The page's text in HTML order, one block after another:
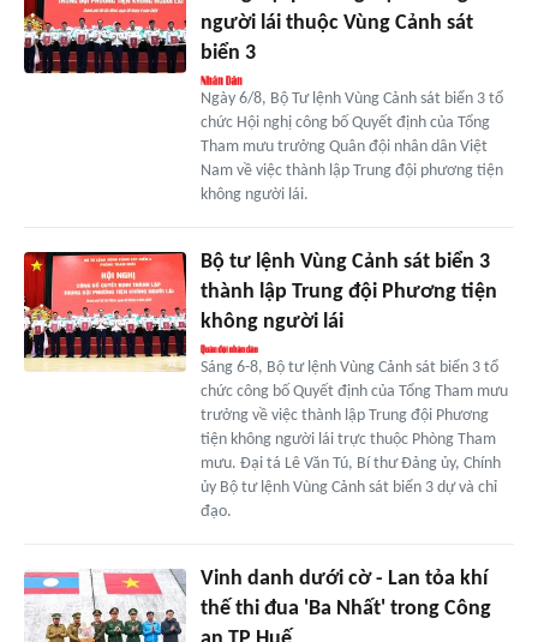
người lái thuộc Vùng Cảnh sát
biển 3
Ngày 6/8, Bộ Tư lệnh Vùng Cảnh sát biển 3 tổ
chức Hội nghị công bố Quyết định của Tổng
Tham mưu trưởng Quân đội nhân dân Việt
Nam về việc thành lập Trung đội phương tiện
không người lái.
Bộ tư lệnh Vùng Cảnh sát biển 3
thành lập Trung đội Phương tiện
không người lái
Sáng 6-8, Bộ tư lệnh Vùng Cảnh sát biển 3 tổ
chức công bố Quyết định của Tổng Tham mưu
trưởng về việc thành lập Trung đội Phương
tiện không người lái trực thuộc Phòng Tham
mưu. Đại tá Lê Văn Tú, Bí thư Đảng ủy, Chính
ủy Bộ tư lệnh Vùng Cảnh sát biển 3 dự và chỉ
đạo.
Vinh danh dưới cờ - Lan tỏa khí
thế thi đua 'Ba Nhất' trong Công